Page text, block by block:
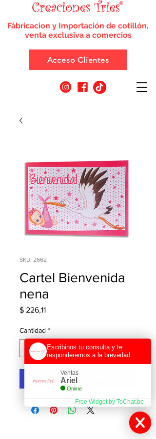
Fábricacion y Importación de cotillón,
venta exclusiva a comercios
Acceso Clientes
SKU: 2662
Cartel Bienvenida
nena
$ 226,11Precio
Cantidad *
Agregar al carrito
Escribinos tu consulta y te
responderemos a la brevedad.
Ventas
Ariel
Online
Free Widget by ToChat.be